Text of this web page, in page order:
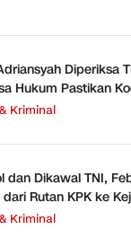
Diperiksa
Hukum Pastikan
Kriminal
dan Dikawal TNI,
Rutan KPK ke
Kriminal